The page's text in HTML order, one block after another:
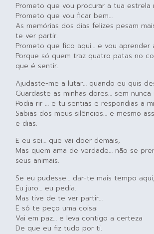
Prometo que vou procurar a tua estrela
Prometo que vou ficar bem…
As memórias dos dias felizes pesam
te ver partir.
Prometo que fico aqui… e vou aprender
Porque só quem traz quatro patas no
que é sentir.
Ajudaste-me a lutar… quando eu quis
Guardaste as minhas dores… sem
Podia rir … e tu sentias e respondias a
Sabias dos meus silêncios… e mesmo
e dias.
E eu sei… que vai doer demais,
Mas quem ama de verdade… não se
seus animais.
Se eu pudesse… dar-te mais tempo aqui,
Eu juro… eu pedia.
Mas tive de te ver partir…
E só te peço uma coisa:
Vai em paz… e leva contigo a certeza
De que eu fiz tudo por ti.